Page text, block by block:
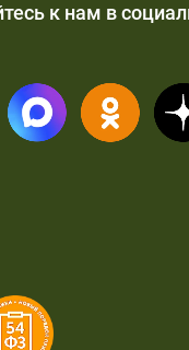
к нам в